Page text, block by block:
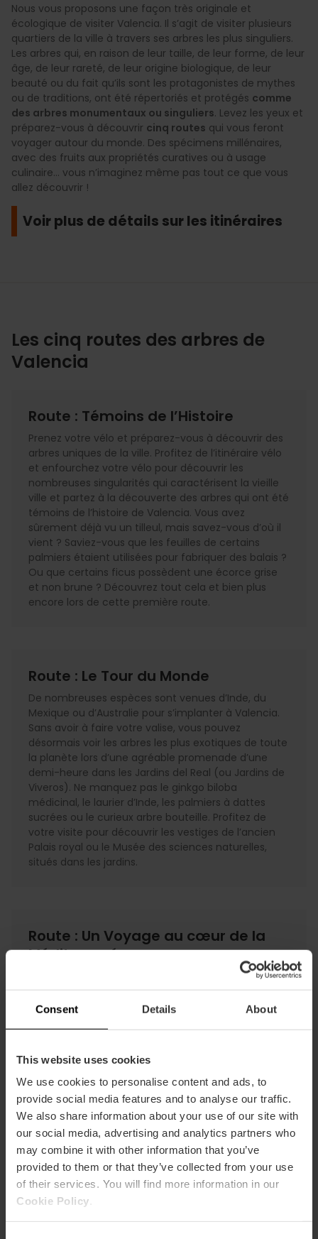
Consent Details About
This website uses cookies
We use cookies to personalise content and ads, to
provide social media features and to analyse our traffic.
We also share information about your use of our site with
our social media, advertising and analytics partners who
may combine it with other information that you’ve
provided to them or that they’ve collected from your use
of their services. You will find more information in our
Cookie Policy
Nous vous proposons une façon très originale et
écologique de visiter Valencia. Il s’agit de visiter plusieurs
quartiers de la ville à travers ses arbres les plus singuliers.
Les arbres qui, en raison de leur taille, de leur forme, de leur
âge, de leur rareté, de leur origine biologique, de leur
beauté ou du fait qu’ils sont les protagonistes de mythes
ou de traditions, ont été répertoriés et protégés comme
des arbres monumentaux ou singuliers. Levez les yeux et
préparez-vous à découvrir cinq routes qui vous feront
voyager autour du monde. Des spécimens millénaires,
avec des fruits aux propriétés curatives ou à usage
culinaire... vous n’imaginez même pas tout ce que vous
allez découvrir !
Voir plus de détails sur les itinéraires
Les cinq routes des arbres de
Valencia
Route : Témoins de l’Histoire
Prenez votre vélo et préparez-vous à découvrir des
arbres uniques de la ville. Profitez de l’itinéraire vélo
et enfourchez votre vélo pour découvrir les
nombreuses singularités qui caractérisent la vieille
ville et partez à la découverte des arbres qui ont été
témoins de l’histoire de Valencia. Vous avez
sûrement déjà vu un tilleul, mais savez-vous d’où il
vient ? Saviez-vous que les feuilles de certains
palmiers étaient utilisées pour fabriquer des balais ?
Ou que certains ficus possèdent une écorce grise
et non brune ? Découvrez tout cela et bien plus
encore lors de cette première route.
Route : Le Tour du Monde
De nombreuses espèces sont venues d’Inde, du
Mexique ou d’Australie pour s’implanter à Valencia.
Sans avoir à faire votre valise, vous pouvez
désormais voir les arbres les plus exotiques de toute
la planète lors d’une agréable promenade d’une
demi-heure dans les Jardins del Real (ou Jardins de
Viveros). Ne manquez pas le ginkgo biloba
médicinal, le laurier d’Inde, les palmiers à dattes
sucrées ou le curieux arbre bouteille. Profitez de
votre visite pour découvrir les vestiges de l’ancien
Palais royal ou le Musée des sciences naturelles,
situés dans les jardins.
Route : Un Voyage au cœur de la
Méditerranée
Continuez votre voyage, cette fois autour de la
Méditerranée, et découvrez le plus vieil arbre de
toutes les routes : un olivier de 400 ans. Promenez-
l’embaumement. Jetez un coup d’œil au
programme culturel de La Rambleta et profitez de
votre visite pour rester dans les environs et assister
à des spectacles.
Route : Une promenade sur
l’Alameda
Cette route part de la Plaza de Zaragoza, longe le